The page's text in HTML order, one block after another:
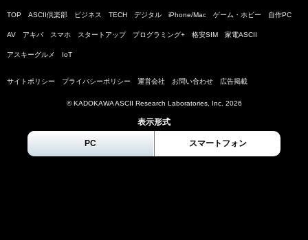
TOP ASCII倶楽部 ビジネス TECH デジタル iPhone/Mac ゲーム・ホビー 自作PC
AV アキバ スマホ スタートアップ プログラミング+ 格安SIM 家電ASCII
アスキーグルメ IoT
サイトポリシー プライバシーポリシー 運営会社 お問い合わせ 広告掲載
© KADOKAWA ASCII Research Laboratories, Inc. 2026
表示形式
PC スマートフォン